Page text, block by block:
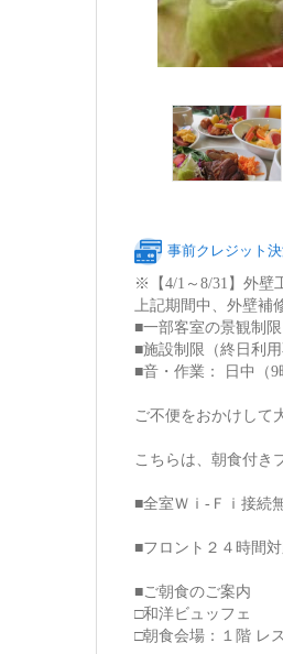
事前クレジット
※【4/1～8/31】外壁
上記期間中、外壁補
■一部客室の景観制
■施設制限（終日利
■音・作業： 日中（
ご不便をおかけして
こちらは、朝食付き
■全室Ｗｉ-Ｆｉ接続
■フロント２４時間
■ご朝食のご案内
□和洋ビュッフェ
□朝食会場：１階 レ